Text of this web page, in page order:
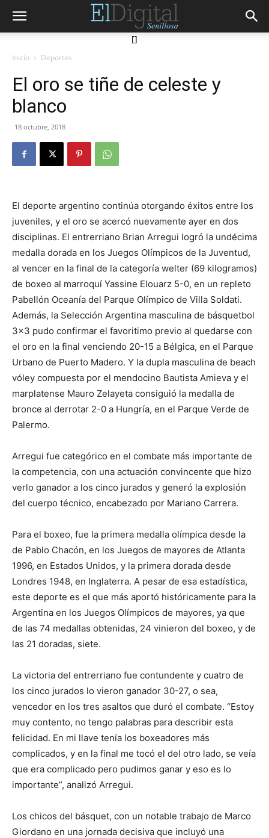
[]
Inicio Deportes
El oro se tiñe de celeste y
blanco
18 octubre, 2018
El deporte argentino continúa otorgando éxitos entre los
juveniles, y el oro se acercó nuevamente ayer en dos
disciplinas. El entrerriano Brian Arregui logró la undécima
medalla dorada en los Juegos Olímpicos de la Juventud,
al vencer en la final de la categoría welter (69 kilogramos)
de boxeo al marroquí Yassine Elouarz 5-0, en un repleto
Pabellón Oceanía del Parque Olímpico de Villa Soldati.
Además, la Selección Argentina masculina de básquetbol
3×3 pudo confirmar el favoritimo previo al quedarse con
el oro en la final venciendo 20-15 a Bélgica, en el Parque
Urbano de Puerto Madero. Y la dupla masculina de beach
vóley compuesta por el mendocino Bautista Amieva y el
marplatense Mauro Zelayeta consiguió la medalla de
bronce al derrotar 2-0 a Hungría, en el Parque Verde de
Palermo.
Arregui fue categórico en el combate más importante de
la competencia, con una actuación convincente que hizo
verlo ganador a los cinco jurados y generó la explosión
del cuerpo técnico, encabezado por Mariano Carrera.
Para el boxeo, fue la primera medalla olímpica desde la
de Pablo Chacón, en los Juegos de mayores de Atlanta
1996, en Estados Unidos, y la primera dorada desde
Londres 1948, en Inglaterra. A pesar de esa estadística,
este deporte es el que más aportó históricamente para la
Argentina en los Juegos Olímpicos de mayores, ya que
de las 74 medallas obtenidas, 24 vinieron del boxeo, y de
las 21 doradas, siete.
La victoria del entrerriano fue contundente y cuatro de
los cinco jurados lo vieron ganador 30-27, o sea,
vencedor en los tres asaltos que duró el combate. “Estoy
muy contento, no tengo palabras para describir esta
felicidad. En mi llave tenía los boxeadores más
complicados, y en la final me tocó el del otro lado, se veía
que era complicado pero pudimos ganar y eso es lo
importante”, analizó Arregui.
Los chicos del básquet, con un notable trabajo de Marco
Giordano en una jornada decisiva que incluyó una